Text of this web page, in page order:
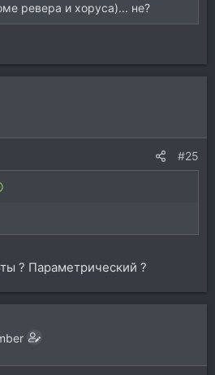
ревера и хоруса)... не?
#25
? Параметрический ?